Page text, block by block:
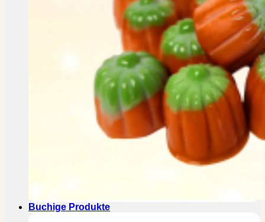
Buchige Produkte